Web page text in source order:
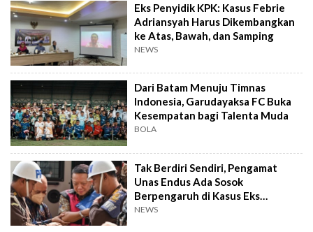
Eks Penyidik KPK: Kasus Febrie
Adriansyah Harus Dikembangkan
ke Atas, Bawah, dan Samping
NEWS
Dari Batam Menuju Timnas
Indonesia, Garudayaksa FC Buka
Kesempatan bagi Talenta Muda
BOLA
Tak Berdiri Sendiri, Pengamat
Unas Endus Ada Sosok
Berpengaruh di Kasus Eks
Jampidsus
NEWS